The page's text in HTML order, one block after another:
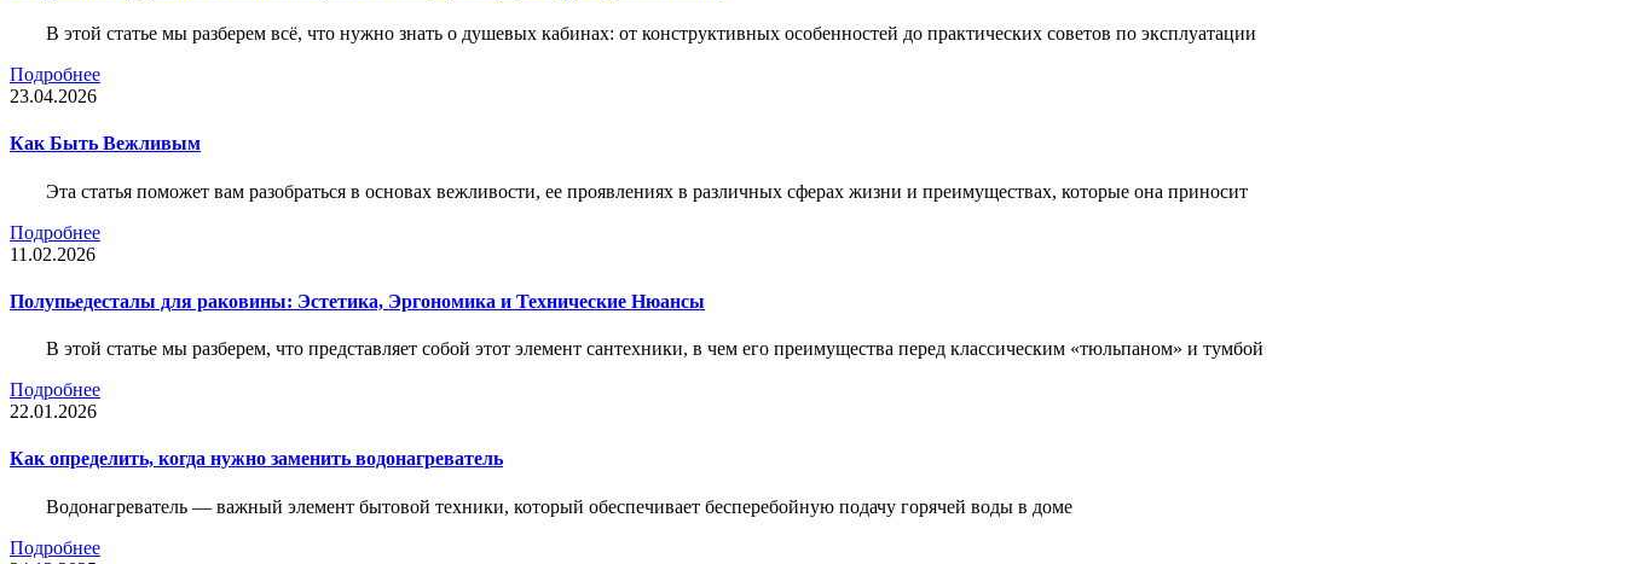
В этой статье мы разберем всё, что нужно знать о душевых кабинах: от конструктивных особенностей до практических советов по эксплуатации
Подробнее
23.04.2026
Как Быть Вежливым
Эта статья поможет вам разобраться в основах вежливости, ее проявлениях в различных сферах жизни и преимуществах, которые она приносит
Подробнее
11.02.2026
Полупьедесталы для раковины: Эстетика, Эргономика и Технические Нюансы
В этой статье мы разберем, что представляет собой этот элемент сантехники, в чем его преимущества перед классическим «тюльпаном» и тумбой
Подробнее
22.01.2026
Как определить, когда нужно заменить водонагреватель
Водонагреватель — важный элемент бытовой техники, который обеспечивает бесперебойную подачу горячей воды в доме
Подробнее